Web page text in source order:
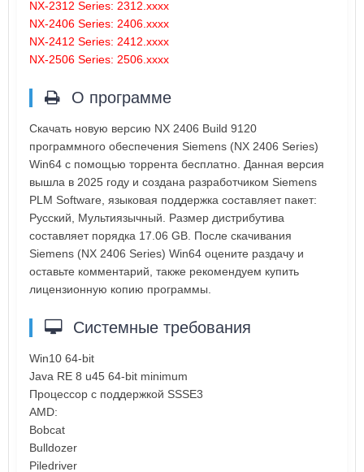
NX-2312 Series: 2312.xxxx
NX-2406 Series: 2406.xxxx
NX-2412 Series: 2412.xxxx
NX-2506 Series: 2506.xxxx
О программе
Скачать новую версию NX 2406 Build 9120
программного обеспечения Siemens (NX 2406 Series)
Win64 с помощью торрента бесплатно. Данная версия
вышла в 2025 году и создана разработчиком Siemens
PLM Software, языковая поддержка составляет пакет:
Русский, Мультиязычный. Размер дистрибутива
составляет порядка 17.06 GB. После скачивания
Siemens (NX 2406 Series) Win64 оцените раздачу и
оставьте комментарий, также рекомендуем купить
лицензионную копию программы.
Системные требования
Win10 64-bit
Java RE 8 u45 64-bit minimum
Процессор с поддержкой SSSE3
AMD:
Bobcat
Bulldozer
Piledriver